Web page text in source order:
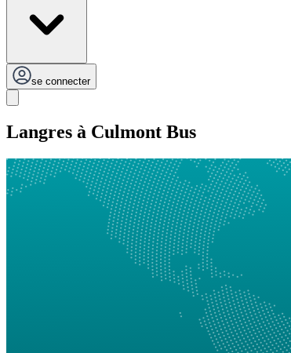
se connecter
Langres à Culmont Bus